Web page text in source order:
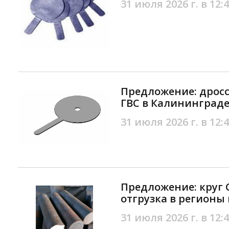
31 июля 2026 г. в
Предложение:
ГВС в Калининграде
31 июля 2026 г. в
Предложение: круг
отгрузка в
31 июля 2026 г. в